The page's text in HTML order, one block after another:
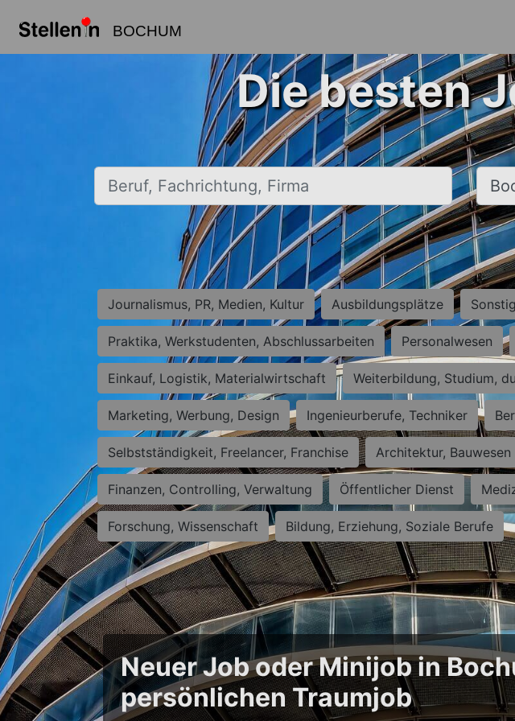
BOCHUM
Die besten
Beruf, Fachrichtung, Firma Ort,
Journalismus, PR, Medien, Kultur Ausbildungsplätze
Praktika, Werkstudenten, Abschlussarbeiten Personalwesen
Einkauf, Logistik, Materialwirtschaft Weiterbildung, Studium,
Marketing, Werbung, Design Ingenieurberufe, Techniker
Selbstständigkeit, Freelancer, Franchise Architektur, Bauwesen
Finanzen, Controlling, Verwaltung Öffentlicher Dienst
Forschung, Wissenschaft Bildung, Erziehung, Soziale Berufe
Neuer Job oder Minijob in
persönlichen Traumjob